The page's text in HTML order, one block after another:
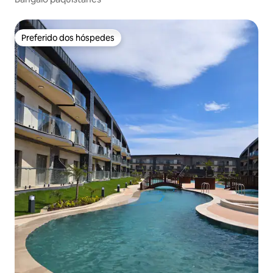
Preferido dos hóspedes
Preferido dos hóspedes